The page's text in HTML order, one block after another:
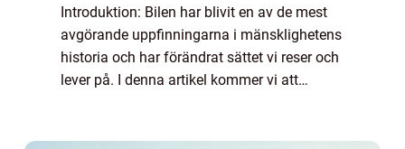
Introduktion: Bilen har blivit en av de mest
avgörande uppfinningarna i mänsklighetens
historia och har förändrat sättet vi reser och
lever på. I denna artikel kommer vi att